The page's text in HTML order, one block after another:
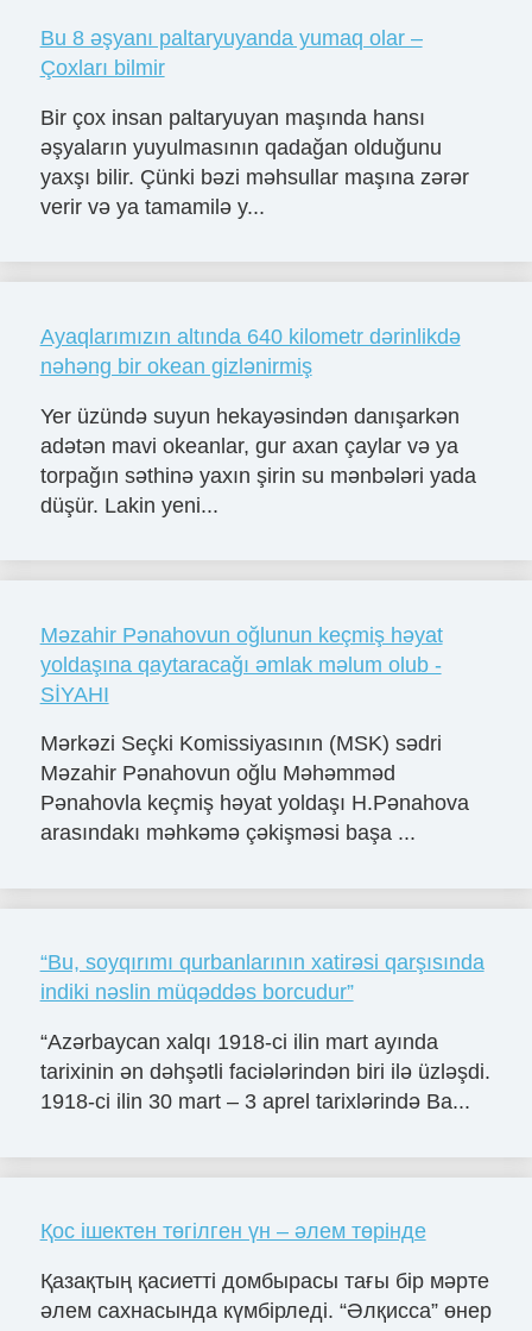
Bu 8 əşyanı paltaryuyanda yumaq olar –
Çoxları bilmir
Bir çox insan paltaryuyan maşında hansı
əşyaların yuyulmasının qadağan olduğunu
yaxşı bilir. Çünki bəzi məhsullar maşına zərər
verir və ya tamamilə y...
Ayaqlarımızın altında 640 kilometr dərinlikdə
nəhəng bir okean gizlənirmiş
Yer üzündə suyun hekayəsindən danışarkən
adətən mavi okeanlar, gur axan çaylar və ya
torpağın səthinə yaxın şirin su mənbələri yada
düşür. Lakin yeni...
Məzahir Pənahovun oğlunun keçmiş həyat
yoldaşına qaytaracağı əmlak məlum olub -
SİYAHI
Mərkəzi Seçki Komissiyasının (MSK) sədri
Məzahir Pənahovun oğlu Məhəmməd
Pənahovla keçmiş həyat yoldaşı H.Pənahova
arasındakı məhkəmə çəkişməsi başa ...
“Bu, soyqırımı qurbanlarının xatirəsi qarşısında
indiki nəslin müqəddəs borcudur”
“Azərbaycan xalqı 1918-ci ilin mart ayında
tarixinin ən dəhşətli faciələrindən biri ilə üzləşdi.
1918-ci ilin 30 mart – 3 aprel tarixlərində Ba...
Қос ішектен төгілген үн – әлем төрінде
Қазақтың қасиетті домбырасы тағы бір мәрте
әлем сахнасында күмбірледі. “Әлқисса” өнер